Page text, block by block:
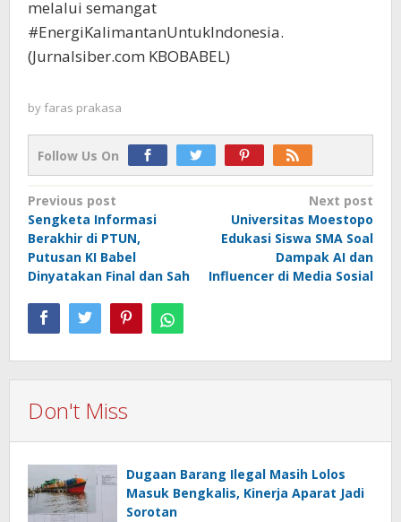
melalui semangat
#EnergiKalimantanUntukIndonesia.
(Jurnalsiber.com KBOBABEL)
by faras prakasa
Follow Us On
Post
navigation
Previous post
Sengketa Informasi
Berakhir di PTUN,
Putusan KI Babel
Dinyatakan Final dan Sah
Next post
Universitas Moestopo
Edukasi Siswa SMA Soal
Dampak AI dan
Influencer di Media Sosial
Don't Miss
Dugaan Barang Ilegal Masih Lolos
Masuk Bengkalis, Kinerja Aparat Jadi
Sorotan